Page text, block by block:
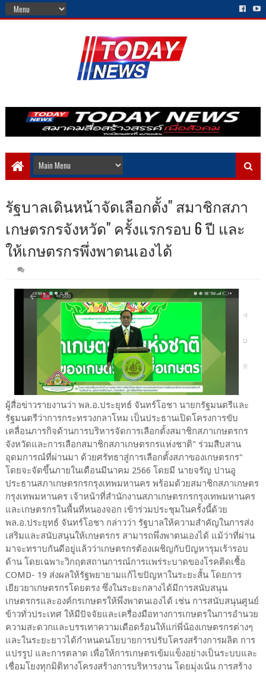
รัฐบาลเดินหน้าจัดเลือกตั้ง" สมาชิกสภา
เกษตรกรจังหวัด" ครั้งแรกรอบ 6 ปี และ
ให้เกษตรกรพึ่งพาตนเองได้
ผู้สื่อข่าวรายงานว่า​ พล.อ.ประยุทธ์​ จันทร์​โอชา​ นายกรัฐมนตรี​และ
รัฐมนตรี​ว่าการ​กระทรวง​กลาโหม เป็นประธานเปิดโครงการขับ
เคลื่อนภารกิจด้านการบริหารจัดการเลือกตั้งสมาชิกสภาเกษตรกร
จังหวัดและการเลือกสมาชิกสภาเกษตรกรแห่งชาติ" ร่วมสืบสาน
อุดมการณ์ที่ผ่านมา ด้วยศรัทธาสู่การเลือกตั้งสภาของเกษตรกร"
โดยจะจัดขึ้นภายในเดือนมีนาคม 2566​ โดยมี​ นายจรัญ ปานอู
ประธานสภาเกษตรกรกรุงเทพมหานคร พร้อมด้วยสมาชิกสภาเกษตร
กรุงเทพมหานคร เจ้าหน้าที่สำนักงานสภาเกษตรกรกรุงเทพมหานคร
และเกษตรกรในพื้นที่หนองจอก เข้าร่วมประชุมในครั้งนี้ด้วย
พล.อ.ประยุทธ์​ จันทร์​โอชา​ กล่าวว่า รัฐบาลให้ความสำคัญในการส่ง
เสริมและสนับสนุนให้เกษตรกร สามารถพึ่งพาตนเองได้ แม้ว่าที่ผ่าน
มาจะทราบกันดีอยู่แล้วว่าเกษตรกรต้องเผชิญกับปัญหารุมเร้ารอบ
ด้าน โดยเฉพาะวิกฤตสถานการณ์​การแพร่ระบาดของโรคติดเชื้อ
COMD- 19 ส่งผลให้รัฐพยายามแก้ไขปัญหาในระยะสั้น โดยการ
เยียวยาเกษตรกรโดยตรง ซึ่งในระยะกลางได้มีการสนับสนุน
เกษตรกรและองค์กรเกษตรให้พึ่งพาตนเองได้ เช่น การสนับสนุนศูนย์
ข้าวทั่วประเทศ ให้มีปัจจัยและเครื่องมือทางการเกษตรในการอำนวย
ความสะดวกและบรรเทาความเดือดร้อนให้แก่พี่น้องเกษตรกรต่างๆ
และในระยะยาวได้กำหนดนโยบายการปรับโครงสร้างการผลิต การ
แปรรูป และการตลาด เพื่อให้การเกษตรเข้มแข็งอย่างเป็นระบบและ
เชื่อมโยงทุกมิติทางโครงสร้างการบริหารงาน โดยมุ่งเน้น การสร้าง